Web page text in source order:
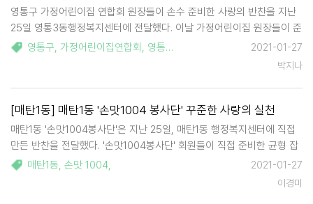
영통구 가정어린이집 연합회 원장들이 손수 준비한 사랑의 반찬을 지난
25일 영통3동행정복지센터에 전달했다. 이날 가정어린이집 원장들이 준
비한 사랑의 반찬은 관내 저소득 홀몸어르신 15세대에 방문하여 전달하
였다. 영통구 가정어린이집 연합회 김미영 회장은 "매년 매탄동 주변 반
영통구, 가정어린이집연합회 , 영통3동
2021-01-27
박지나
[매탄1동] 매탄1동 '손맛1004 봉사단' 꾸준한 사랑의 실천
매탄1동 '손맛1004봉사단'은 지난 25일, 매탄1동 행정복지센터에 직접
만든 반찬을 전달했다. '손맛1004봉사단' 회원들이 직접 준비한 균형 잡
힌 식단의 밑반찬들은 추운 날씨 속에서 밑반찬을 만들어 먹기 힘든 관내
의 취약계층에게 전달되어 코로나19와 추운 겨울로 힘든 시간들을 보내
매탄1동, 손맛 1004,
2021-01-27
이경미